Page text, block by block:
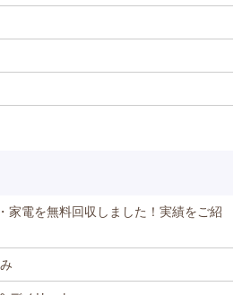
家電を無料回収しました！実績をご紹